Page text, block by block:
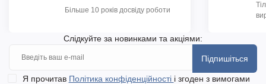
Більше 10 років досвіду роботи
Слідкуйте за новинками та акціями:
Підпишіться
Я прочитав Політика конфіденційності і згоден з вимогами